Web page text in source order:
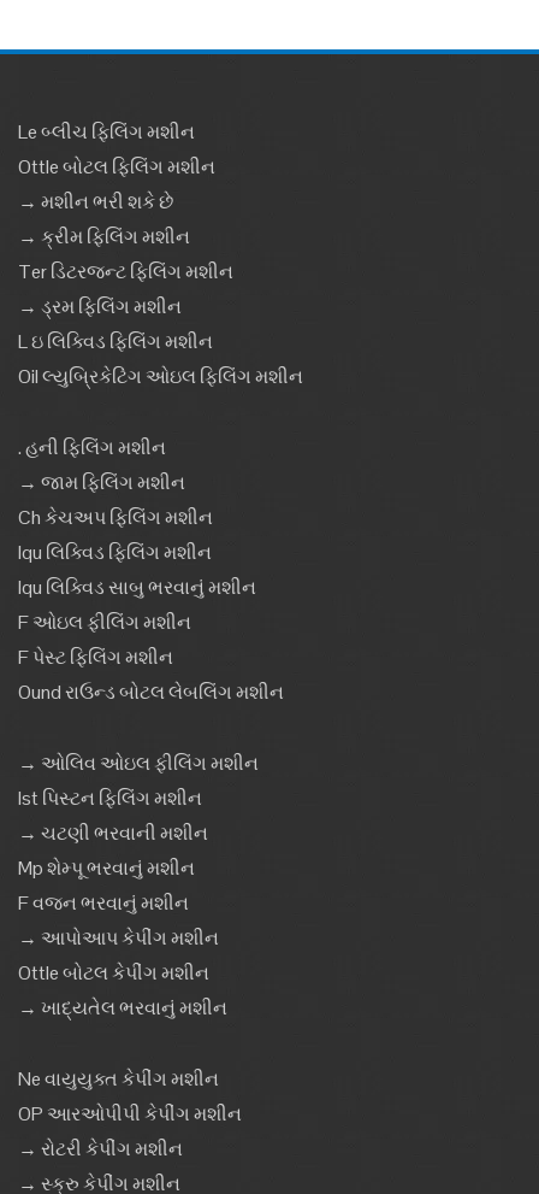
Le બ્લીચ ફિલિંગ મશીન
Ottle બોટલ ફિલિંગ મશીન
→ મશીન ભરી શકે છે
→ ક્રીમ ફિલિંગ મશીન
Ter ડિટરજન્ટ ફિલિંગ મશીન
→ ડ્રમ ફિલિંગ મશીન
L ઇ લિક્વિડ ફિલિંગ મશીન
Oil લ્યુબ્રિકેટિંગ ઓઇલ ફિલિંગ મશીન
. હની ફિલિંગ મશીન
→ જામ ફિલિંગ મશીન
Ch કેચઅપ ફિલિંગ મશીન
Iqu લિક્વિડ ફિલિંગ મશીન
Iqu લિક્વિડ સાબુ ભરવાનું મશીન
F ઓઇલ ફીલિંગ મશીન
F પેસ્ટ ફિલિંગ મશીન
Ound રાઉન્ડ બોટલ લેબલિંગ મશીન
→ ઓલિવ ઓઇલ ફીલિંગ મશીન
Ist પિસ્ટન ફિલિંગ મશીન
→ ચટણી ભરવાની મશીન
Mp શેમ્પૂ ભરવાનું મશીન
F વજન ભરવાનું મશીન
→ આપોઆપ કેપીંગ મશીન
Ottle બોટલ કેપીંગ મશીન
→ ખાદ્યતેલ ભરવાનું મશીન
Ne વાયુયુક્ત કેપીંગ મશીન
OP આરઓપીપી કેપીંગ મશીન
→ રોટરી કેપીંગ મશીન
→ સ્ક્રુ કેપીંગ મશીન